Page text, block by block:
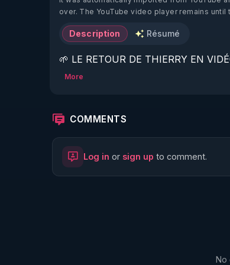
over. The YouTube video player remains
Description Résumé
🌱 LE RETOUR DE THIERRY EN
🌱 LE MAGAZINE RÉGÉNÈRE
http://rgnr.li/ymag
More
COMMENTS
Log in or sign up to comment.
No